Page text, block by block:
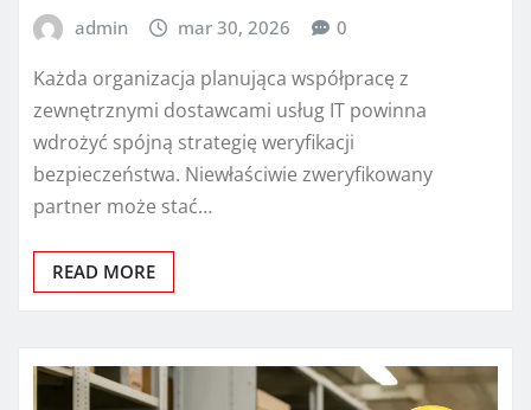
admin mar 30, 2026 0
Każda organizacja planująca współpracę z
zewnętrznymi dostawcami usług IT powinna
wdrożyć spójną strategię weryfikacji
bezpieczeństwa. Niewłaściwie zweryfikowany
partner może stać…
READ MORE